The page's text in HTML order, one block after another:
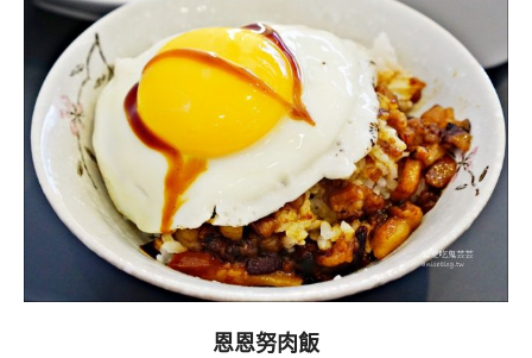
恩恩努肉飯